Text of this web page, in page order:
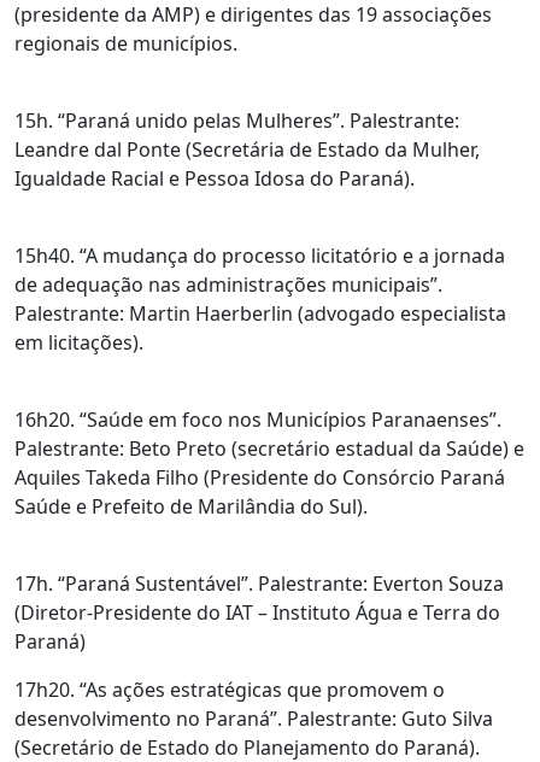
(presidente da AMP) e dirigentes das 19 associações
regionais de municípios.
15h. “Paraná unido pelas Mulheres”. Palestrante:
Leandre dal Ponte (Secretária de Estado da Mulher,
Igualdade Racial e Pessoa Idosa do Paraná).
15h40. “A mudança do processo licitatório e a jornada
de adequação nas administrações municipais”.
Palestrante: Martin Haerberlin (advogado especialista
em licitações).
16h20. “Saúde em foco nos Municípios Paranaenses”.
Palestrante: Beto Preto (secretário estadual da Saúde) e
Aquiles Takeda Filho (Presidente do Consórcio Paraná
Saúde e Prefeito de Marilândia do Sul).
17h. “Paraná Sustentável”. Palestrante: Everton Souza
(Diretor-Presidente do IAT – Instituto Água e Terra do
Paraná)
17h20. “As ações estratégicas que promovem o
desenvolvimento no Paraná”. Palestrante: Guto Silva
(Secretário de Estado do Planejamento do Paraná).